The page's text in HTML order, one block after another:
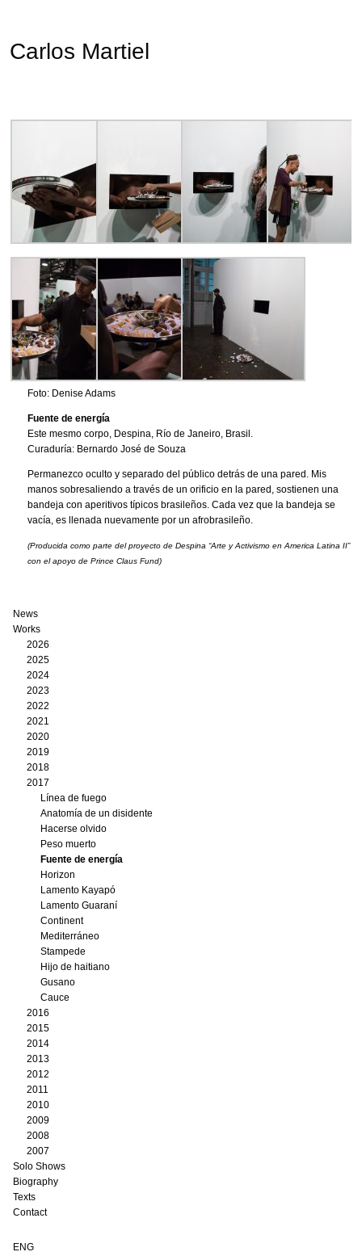
Carlos Martiel
Foto: Denise Adams
Fuente de energía
Este mesmo corpo, Despina, Río de Janeiro, Brasil.
Curaduría: Bernardo José de Souza
Permanezco oculto y separado del público detrás de una pared. Mis
manos sobresaliendo a través de un orificio en la pared, sostienen una
bandeja con aperitivos típicos brasileños. Cada vez que la bandeja se
vacía, es llenada nuevamente por un afrobrasileño.
(Producida como parte del proyecto de Despina “Arte y Activismo en America Latina II”
con el apoyo de Prince Claus Fund)
News
Works
2026
2025
2024
2023
2022
2021
2020
2019
2018
2017
Línea de fuego
Anatomía de un disidente
Hacerse olvido
Peso muerto
Fuente de energía
Horizon
Lamento Kayapó
Lamento Guaraní
Continent
Mediterráneo
Stampede
Hijo de haitiano
Gusano
Cauce
2016
2015
2014
2013
2012
2011
2010
2009
2008
2007
Solo Shows
Biography
Texts
Contact
ENG